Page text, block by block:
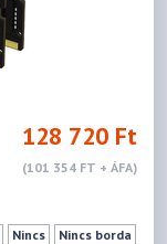
128 720 Ft
(101 354 FT + ÁFA)
Nincs
Nincs borda